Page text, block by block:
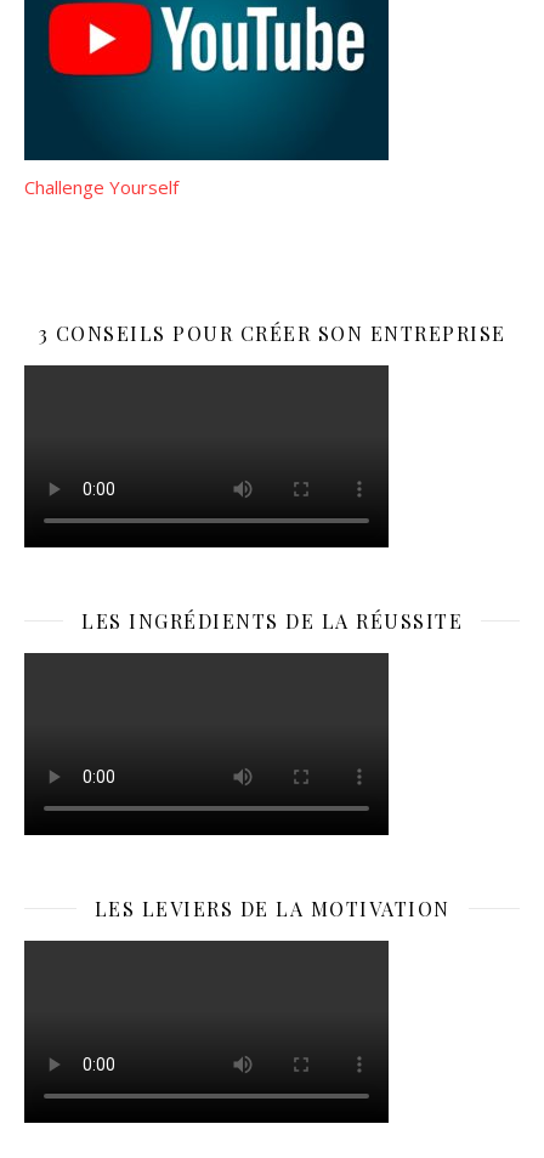
Challenge Yourself
3 CONSEILS POUR CRÉER SON ENTREPRISE
LES INGRÉDIENTS DE LA RÉUSSITE
LES LEVIERS DE LA MOTIVATION